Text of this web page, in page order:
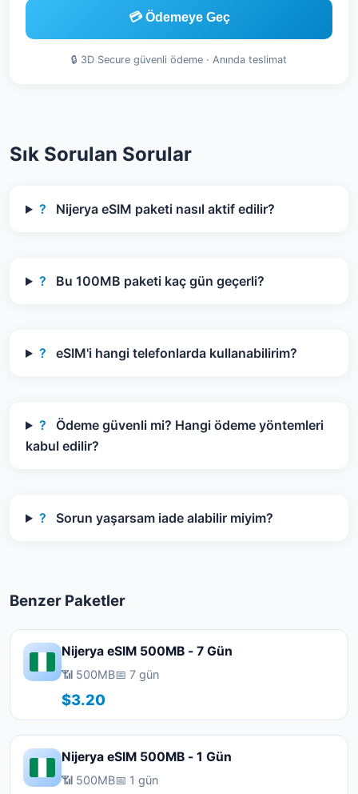
💳 Ödemeye Geç
🔒 3D Secure güvenli ödeme · Anında teslimat
Sık Sorulan Sorular
? Nijerya eSIM paketi nasıl aktif edilir?
? Bu 100MB paketi kaç gün geçerli?
? eSIM'i hangi telefonlarda kullanabilirim?
?
Ödeme güvenli mi? Hangi ödeme yöntemleri
kabul edilir?
? Sorun yaşarsam iade alabilir miyim?
Benzer Paketler
Nijerya eSIM 500MB - 7 Gün
📶 500MB📅 7 gün
$3.20
Nijerya eSIM 500MB - 1 Gün
📶 500MB📅 1 gün